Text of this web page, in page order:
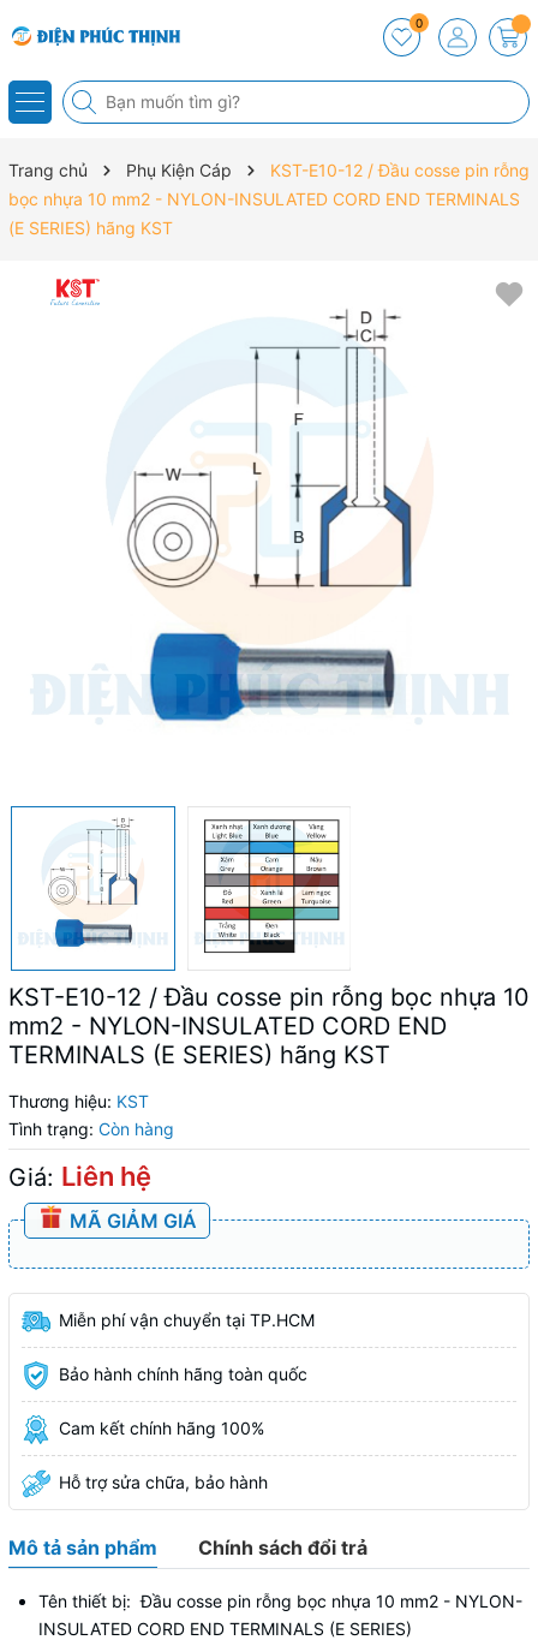
0
Trang chủ Phụ Kiện Cáp
KST-E10-12 / Đầu cosse pin rỗng
bọc nhựa 10 mm2 - NYLON-INSULATED CORD END TERMINALS
(E SERIES) hãng KST
KST-E10-12 / Đầu cosse pin rỗng bọc nhựa 10
mm2 - NYLON-INSULATED CORD END
TERMINALS (E SERIES) hãng KST
Thương hiệu: KST
Tình trạng: Còn hàng
Giá: Liên hệ
MÃ GIẢM GIÁ
Miễn phí vận chuyển tại TP.HCM
Bảo hành chính hãng toàn quốc
Cam kết chính hãng 100%
Hỗ trợ sửa chữa, bảo hành
Mô tả sản phẩm Chính sách đổi trả
Tên thiết bị: Đầu cosse pin rỗng bọc nhựa 10 mm2 - NYLON-
INSULATED CORD END TERMINALS (E SERIES)